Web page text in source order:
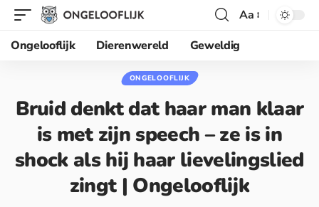
Aa
Ongelooflijk
Dierenwereld Geweldig
ONGELOOFLIJK
Bruid denkt dat haar man klaar
is met zijn speech – ze is in
shock als hij haar lievelingslied
zingt | Ongelooflijk